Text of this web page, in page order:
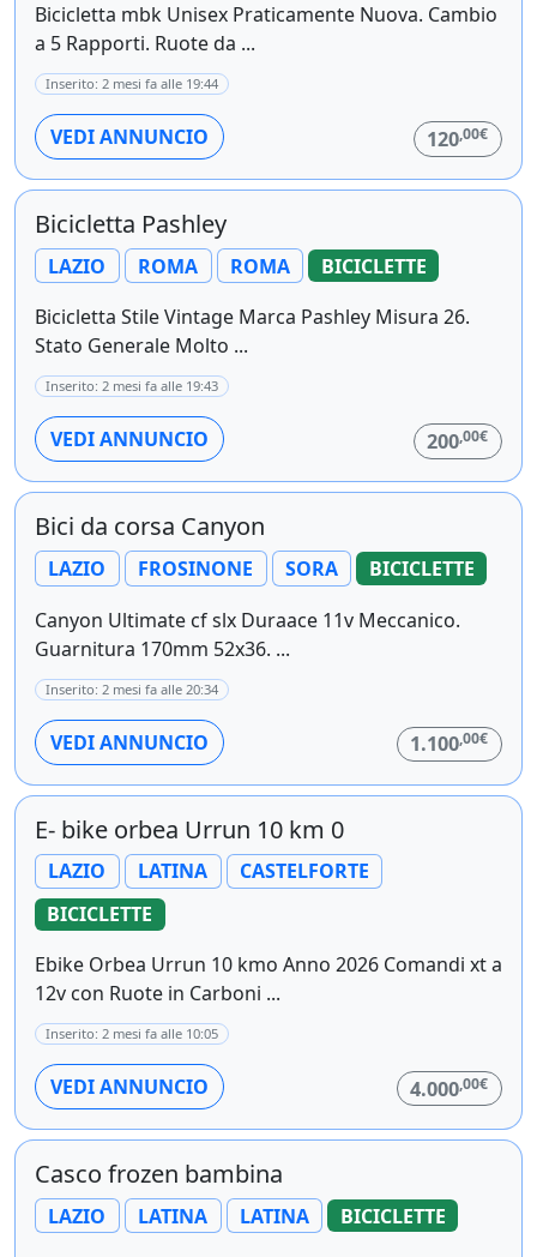
Bicicletta mbk Unisex Praticamente Nuova. Cambio
a 5 Rapporti. Ruote da ...
Inserito: 2 mesi fa alle 19:44
VEDI ANNUNCIO 120,00€
Bicicletta Pashley
LAZIO ROMA ROMA
BICICLETTE
Bicicletta Stile Vintage Marca Pashley Misura 26.
Stato Generale Molto ...
Inserito: 2 mesi fa alle 19:43
VEDI ANNUNCIO 200,00€
Bici da corsa Canyon
LAZIO FROSINONE SORA
BICICLETTE
Canyon Ultimate cf slx Duraace 11v Meccanico.
Guarnitura 170mm 52x36. ...
Inserito: 2 mesi fa alle 20:34
VEDI ANNUNCIO 1.100,00€
E- bike orbea Urrun 10 km 0
LAZIO LATINA
CASTELFORTE
BICICLETTE
Ebike Orbea Urrun 10 kmo Anno 2026 Comandi xt a
12v con Ruote in Carboni ...
Inserito: 2 mesi fa alle 10:05
VEDI ANNUNCIO 4.000,00€
Casco frozen bambina
LAZIO LATINA LATINA
BICICLETTE